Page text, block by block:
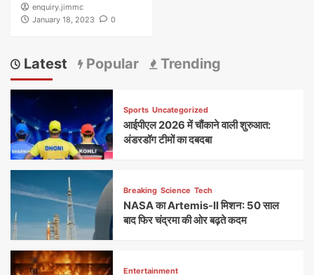
enquiry.jimmc
January 18, 2023
0
Latest Popular Trending
Sports Uncategorized
आईपीएल 2026 में चौंकाने वाली शुरुआत:
अंडरडॉग टीमों का दबदबा
Breaking Science Tech
NASA का Artemis-II मिशन: 50 साल
बाद फिर चंद्रमा की ओर बढ़ते कदम
Entertainment